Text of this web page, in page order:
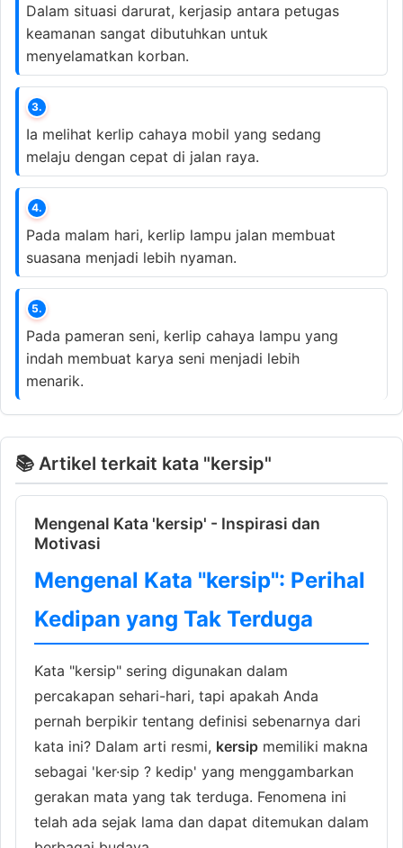
Dalam situasi darurat, kerjasip antara petugas
keamanan sangat dibutuhkan untuk
menyelamatkan korban.
3.
Ia melihat kerlip cahaya mobil yang sedang
melaju dengan cepat di jalan raya.
4.
Pada malam hari, kerlip lampu jalan membuat
suasana menjadi lebih nyaman.
5.
Pada pameran seni, kerlip cahaya lampu yang
indah membuat karya seni menjadi lebih
menarik.
📚 Artikel terkait kata "kersip"
Mengenal Kata 'kersip' - Inspirasi dan
Motivasi
Mengenal Kata "kersip": Perihal
Kedipan yang Tak Terduga
Kata "kersip" sering digunakan dalam
percakapan sehari-hari, tapi apakah Anda
pernah berpikir tentang definisi sebenarnya dari
kata ini? Dalam arti resmi, kersip memiliki makna
sebagai 'ker·sip ? kedip' yang menggambarkan
gerakan mata yang tak terduga. Fenomena ini
telah ada sejak lama dan dapat ditemukan dalam